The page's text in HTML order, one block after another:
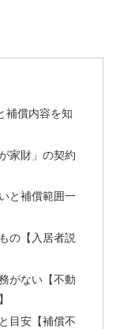
補償内容を知
家財」の契約
と補償範囲一
の【入居者説
がない【不動
目安【補償不